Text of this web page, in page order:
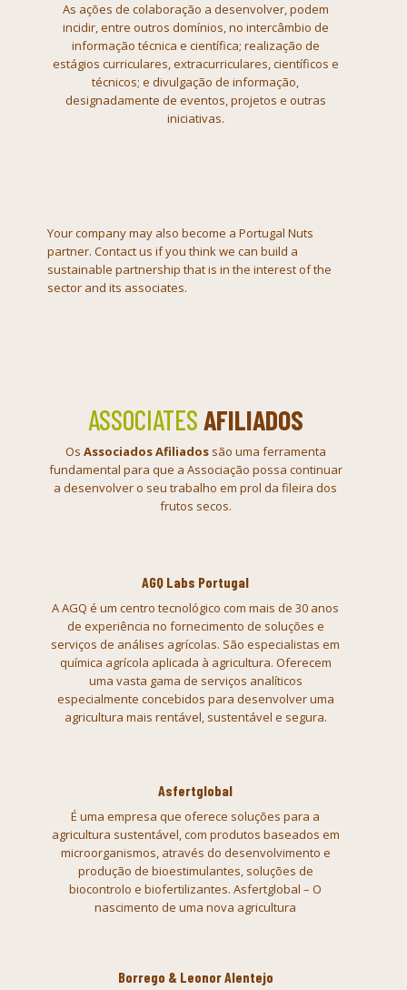
As ações de colaboração a desenvolver, podem
incidir, entre outros domínios, no intercâmbio de
informação técnica e científica; realização de
estágios curriculares, extracurriculares, científicos e
técnicos; e divulgação de informação,
designadamente de eventos, projetos e outras
iniciativas.
Your company may also become a Portugal Nuts
partner. Contact us if you think we can build a
sustainable partnership that is in the interest of the
sector and its associates.
ASSOCIATESAFILIADOS
Os Associados Afiliadossão uma ferramenta
fundamental para que a Associação possa continuar
a desenvolver o seu trabalho em prol da fileira dos
frutos secos.
AGQ Labs Portugal
A AGQ é um centro tecnológico com mais de 30 anos
de experiência no fornecimento de soluções e
serviços de análises agrícolas. São especialistas em
química agrícola aplicada à agricultura. Oferecem
uma vasta gama de serviços analíticos
especialmente concebidos para desenvolver uma
agricultura mais rentável, sustentável e segura.
Asfertglobal
É uma empresa que oferece soluções para a
agricultura sustentável, com produtos baseados em
microorganismos, através do desenvolvimento e
produção de bioestimulantes, soluções de
biocontrolo e biofertilizantes. Asfertglobal – O
nascimento de uma nova agricultura
Borrego & Leonor Alentejo